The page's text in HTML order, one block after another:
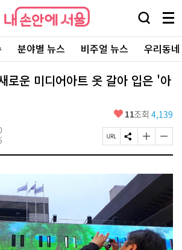
내
손
에
울
검
창
열
기
메
뉴
전
체
보
기
분야별 뉴스 비주얼 뉴스 우리동
로운 미디어아트 옷 갈아 입은 '아
좋
요
11조회 4,139
페
이
U
R
L
복
사
S
N
공
유
하
기
글
자
기
크
게
경
하
기
글
자
기
게
변
경
하
기